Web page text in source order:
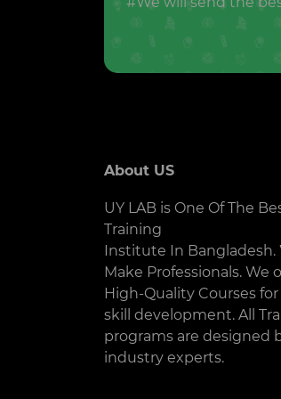
About US
UY LAB is One Of The
Training
Institute In Bangladesh.
Make Professionals. We
High-Quality Courses
skill development. All
programs are designed
industry experts.